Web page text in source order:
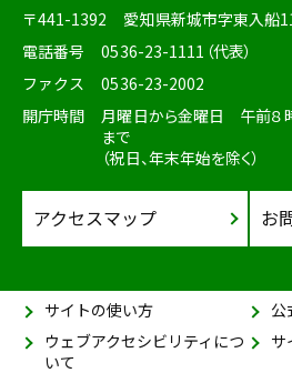
〒441-1392
愛知県新城市字東入船
電話番号
0536-23-1111（代表）
ファクス
0536-23-2002
開庁時間
月曜日から金曜日 午前８
まで
（祝日、年末年始を除く）
アクセスマップ お
サイトの使い方
公
ウェブアクセシビリティにつ
いて
サ